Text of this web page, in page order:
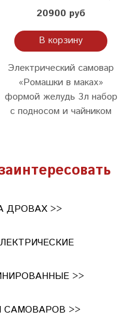
20900 руб
В корзину
Электрический самовар
«Ромашки в маках»
формой желудь 3л набор
с подносом и чайником
ДРОВАХ >>
>>
САМОВАРОВ >>